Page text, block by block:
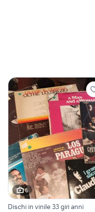
6
Dischi in vinile 33 giri anni